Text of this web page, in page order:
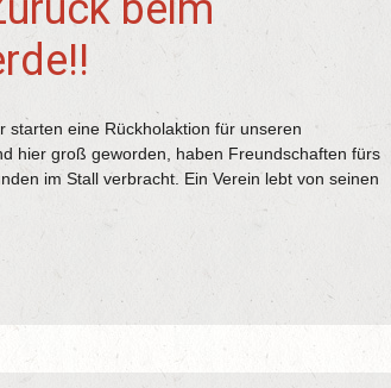
für unseren
hier groß geworden, haben Freundschaften fürs
im Stall verbracht. Ein Verein lebt von seinen